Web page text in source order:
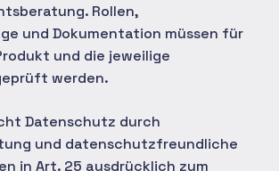
Rollen,
und Dokumentation müssen für
und die jeweilige
werden.
Datenschutz durch
und datenschutzfreundliche
in Art. 25 ausdrücklich zum